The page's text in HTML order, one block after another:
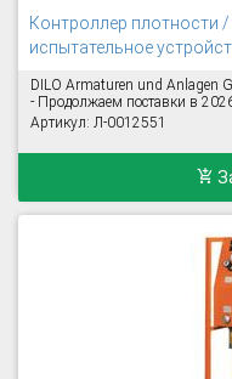
Контроллер плотности
испытательное
DILO Armaturen und Anlagen
- Продолжаем поставки в
Артикул: Л-0012551